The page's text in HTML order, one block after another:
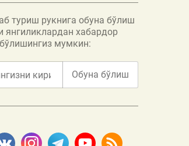
туриш рукнига обуна бўлиш
янгиликлардан хабардор
бўлишингиз мумкин:
Обуна бўлиш